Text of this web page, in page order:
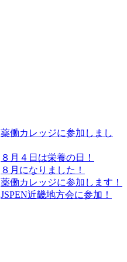
薬働カレッジに参加しまし
８月４日は栄養の日！
８月になりました！
薬働カレッジに参加します！
JSPEN近畿地方会に参加！